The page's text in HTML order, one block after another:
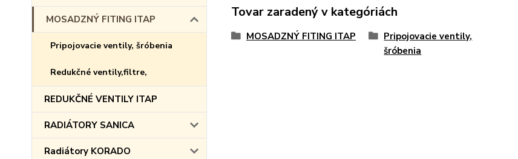
MOSADZNÝ FITING ITAP
Pripojovacie ventily, šróbenia
Redukčné ventily,filtre,
REDUKČNÉ VENTILY ITAP
RADIÁTORY SANICA
Radiátory KORADO
Tovar zaradený v kategóriách
MOSADZNÝ FITING ITAP
Pripojovacie ventily,
šróbenia